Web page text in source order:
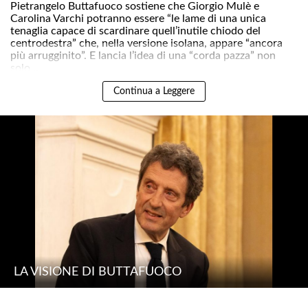
Pietrangelo Buttafuoco sostiene che Giorgio Mulè e
Carolina Varchi potranno essere “le lame di una unica
tenaglia capace di scardinare quell’inutile chiodo del
centrodestra” che, nella versione isolana, appare “ancora
più arrugginito”. E lancia l’idea di una “corda pazza” non
solo ..
Continua a Leggere
LA VISIONE DI BUTTAFUOCO